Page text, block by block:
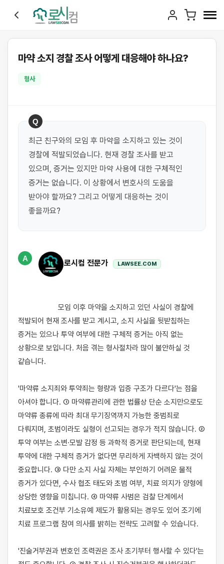
마약 소지 경찰 조사 어떻게 대응해야 하나요?
형사
Q
최근 친구와의 모임 후 마약을 소지하고 있는 것이
경찰에 적발되었습니다. 현재 경찰 조사를 받고
있으며, 증거는 있지만 마약 사용에 대한 구체적인
증거는 없습니다. 이 상황에서 변호사의 도움을
받아야 할까요? 그리고 어떻게 대응하는 것이
좋을까요?
A
로시컴 전문가 LAWSEE.COM
적발되어 현재 조사를 받고 계시고, 소지 사실을 뒷받침하는
증거는 있으나 투약 여부에 대한 구체적 증거는 아직 없는
상황으로 보입니다. 처음 겪는 형사절차라 많이 불안하실 것
같습니다.
'마약류 소지죄와 투약죄는 형량과 입증 구조가 다르다'는 점을
아셔야 합니다. ① 마약류관리에 관한 법률상 단순 소지만으로도
마약류 종류에 따라 최대 무기징역까지 가능한 중범죄로
다뤄지며, 초범이라도 실형이 선고되는 경우가 적지 않습니다. ②
투약 여부는 소변·모발 감정 등 과학적 증거로 판단되는데, 현재
투약에 대한 구체적 증거가 없다면 무리하게 자백하지 않는 것이
중요합니다. ③ 다만 소지 사실 자체는 부인하기 어려운 물적
증거가 있다면, 수사 협조 태도와 초범 여부, 치료 의지가 양형에
상당한 영향을 미칩니다. ④ 마약류 사범은 검찰 단계에서
치료보호 조건부 기소유예 제도가 활용되는 경우도 있어 조기에
치료 프로그램 참여 의사를 밝히는 전략도 고려할 수 있습니다.
'진술거부권과 변호인 조력권은 조사 초기부터 행사할 수 있다'는